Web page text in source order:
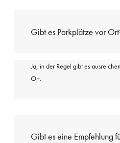
Gibt es Parkplätze vor
Ja, in der Regel gibt es
Ort.
Gibt es eine Empfehlung